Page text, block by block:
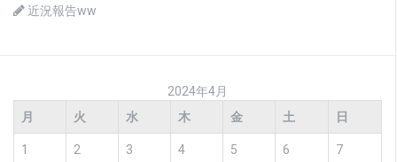
近況報告ww
2024年4月
月
火 水 木 金 土 日
1 2 3 4 5 6 7